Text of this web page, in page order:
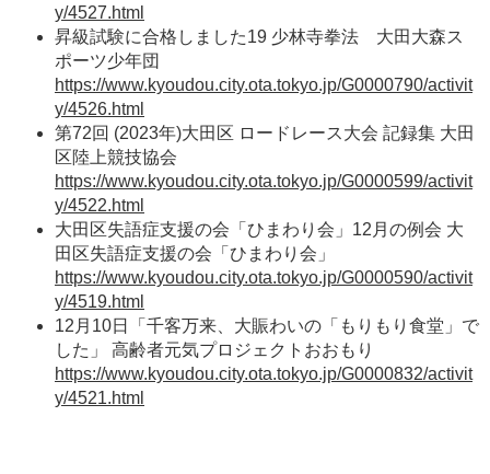
y/4527.html
昇級試験に合格しました19 少林寺拳法 大田大森ス
ポーツ少年団
https://www.kyoudou.city.ota.tokyo.jp/G0000790/activit
y/4526.html
第72回 (2023年)大田区 ロードレース大会 記録集 大田
区陸上競技協会
https://www.kyoudou.city.ota.tokyo.jp/G0000599/activit
y/4522.html
大田区失語症支援の会「ひまわり会」12月の例会 大
田区失語症支援の会「ひまわり会」
https://www.kyoudou.city.ota.tokyo.jp/G0000590/activit
y/4519.html
12月10日「千客万来、大賑わいの「もりもり食堂」で
した」 高齢者元気プロジェクトおおもり
https://www.kyoudou.city.ota.tokyo.jp/G0000832/activit
y/4521.html